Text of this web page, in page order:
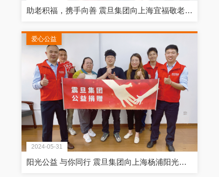
助老积福，携手向善 震旦集团向上海宜福敬老院捐赠家具物资
2024-05-31
爱心公益
阳光公益 与你同行 震旦集团向上海杨浦阳光社服中心捐赠家具物资